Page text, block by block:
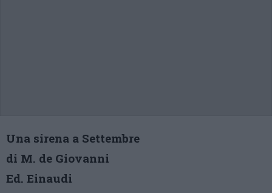
Una sirena a Settembre
di M. de Giovanni
Ed. Einaudi